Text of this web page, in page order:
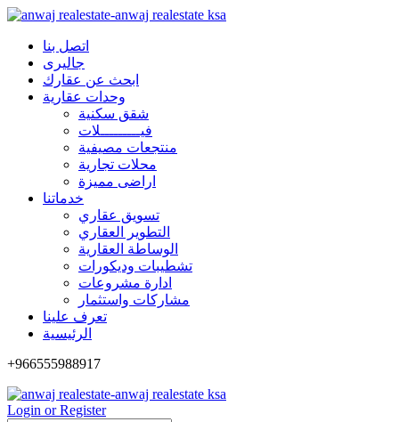
اتصل بنا
جاليرى
ابحث عن عقارك
وحدات عقارية
شقق سكنية
فيـــــــــلات
منتجعات مصيفية
محلات تجارية
اراضى مميزة
خدماتنا
تسويق عقاري
التطوير العقاري
الوساطة العقارية
تشطيبات وديكورات
ادارة مشروعات
مشاركات واستثمار
تعرف علينا
الرئيسية
+966555988917
Login or Register